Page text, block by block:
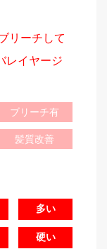
リーチして
レイヤージ
ブリーチ有
髪質改善
多い
硬い